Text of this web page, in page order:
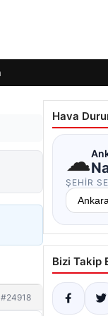
#24918
Hava
☁
ŞEHIR
Bizi Takip